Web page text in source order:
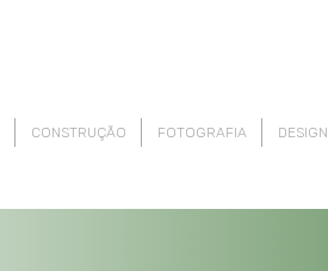
CONSTRUÇÃO FOTOGRAFIA DESIGN